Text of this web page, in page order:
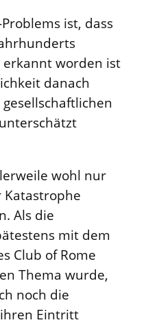
ist, dass
erkannt worden ist
danach
wohl nur
Katastrophe
Als die
mit dem
Club of Rome
Thema wurde,
noch die
Eintritt